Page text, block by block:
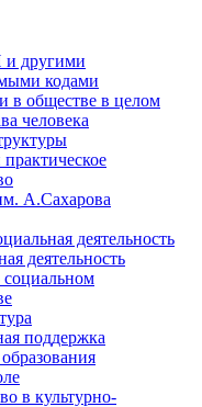
другими
кодами
в обществе в целом
человека
А.Сахарова
деятельность
деятельность
поддержка
в культурно-